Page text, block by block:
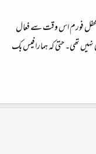
محفل فورم اس وقت سے فعال
تھی۔ حتیٰ کہ ہمارا فیس بک